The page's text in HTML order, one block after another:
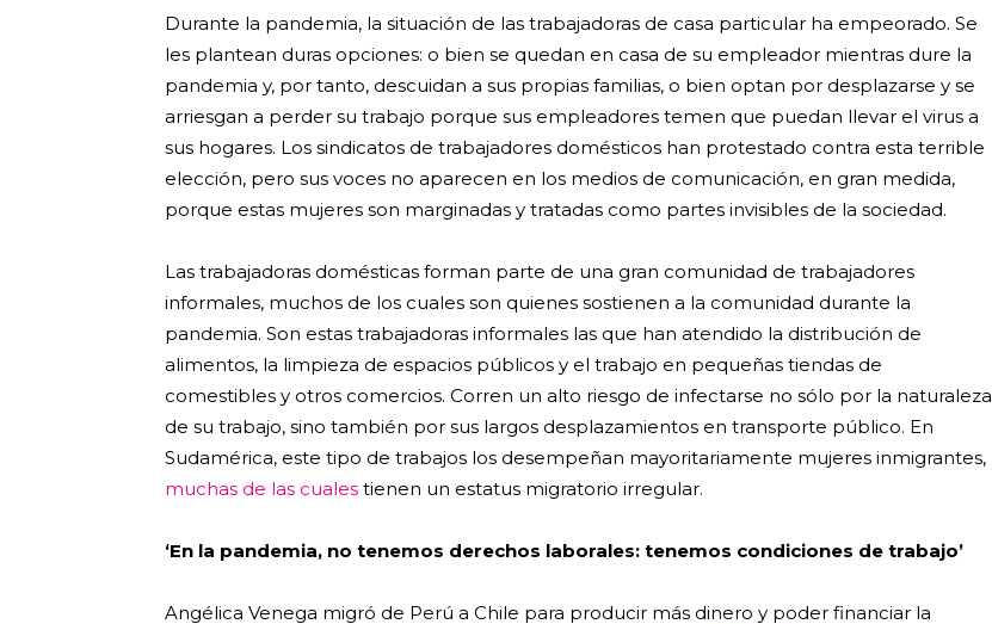
Durante la pandemia, la situación de las trabajadoras de casa particular ha empeorado. Se
les plantean duras opciones: o bien se quedan en casa de su empleador mientras dure la
pandemia y, por tanto, descuidan a sus propias familias, o bien optan por desplazarse y se
arriesgan a perder su trabajo porque sus empleadores temen que puedan llevar el virus a
sus hogares. Los sindicatos de trabajadores domésticos han protestado contra esta terrible
elección, pero sus voces no aparecen en los medios de comunicación, en gran medida,
porque estas mujeres son marginadas y tratadas como partes invisibles de la sociedad.
Las trabajadoras domésticas forman parte de una gran comunidad de trabajadores
informales, muchos de los cuales son quienes sostienen a la comunidad durante la
pandemia. Son estas trabajadoras informales las que han atendido la distribución de
alimentos, la limpieza de espacios públicos y el trabajo en pequeñas tiendas de
comestibles y otros comercios. Corren un alto riesgo de infectarse no sólo por la naturaleza
de su trabajo, sino también por sus largos desplazamientos en transporte público. En
Sudamérica, este tipo de trabajos los desempeñan mayoritariamente mujeres inmigrantes,
muchas de las cuales tienen un estatus migratorio irregular.
‘En la pandemia, no tenemos derechos laborales: tenemos condiciones de trabajo’
Angélica Venega migró de Perú a Chile para producir más dinero y poder financiar la